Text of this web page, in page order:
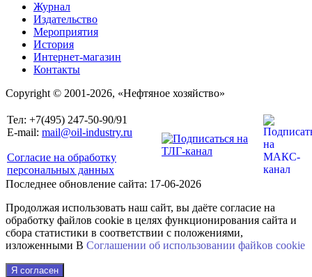
Журнал
Издательство
Мероприятия
История
Интернет-магазин
Контакты
Copyright © 2001-2026, «Нефтяное хозяйство»
Тел: +7(495) 247-50-90/91
E-mail: mail@oil-industry.ru
Согласие на обработку
персональных данных
Последнее обновление сайта: 17-06-2026
Продолжая использовать наш сайт, вы даёте согласие на
обработку файлов cookie в целях функционирования сайта и
сбора статистики в соответствии с положениями,
изложенными В Соглашении об использовании файkов cookie
Я согласен